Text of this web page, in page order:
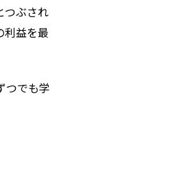
つぶされ
利益を最
つでも学